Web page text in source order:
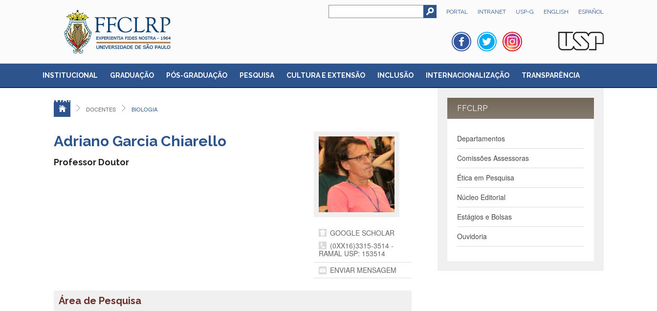
PORTAL INTRANET USP-G ENGLISH ESPAÑOL
INSTITUCIONAL GRADUAÇÃO PÓS-GRADUAÇÃO PESQUISA CULTURA E EXTENSÃO INCLUSÃO INTERNACIONALIZAÇÃO TRANSPARÊNCIA
CONTATO
DOCENTES
BIOLOGIA
GOOGLE SCHOLAR
(0XX16)3315-3514 -
RAMAL USP: 153514
ENVIAR MENSAGEM
Adriano Garcia Chiarello
Professor Doutor
Área de Pesquisa
FFCLRP
Departamentos
Comissões Assessoras
Ética em Pesquisa
Núcleo Editorial
Estágios e Bolsas
Ouvidoria